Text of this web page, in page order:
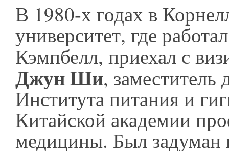
В 1980-х годах в
университет, где
Кэмпбелл, приехал с
Джун Ши, заместитель
Института питания и
Китайской академии
медицины. Был задуман